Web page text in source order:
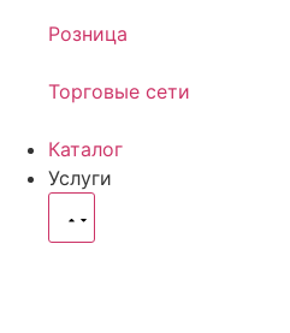
Розница
Торговые сети
Каталог
Услуги